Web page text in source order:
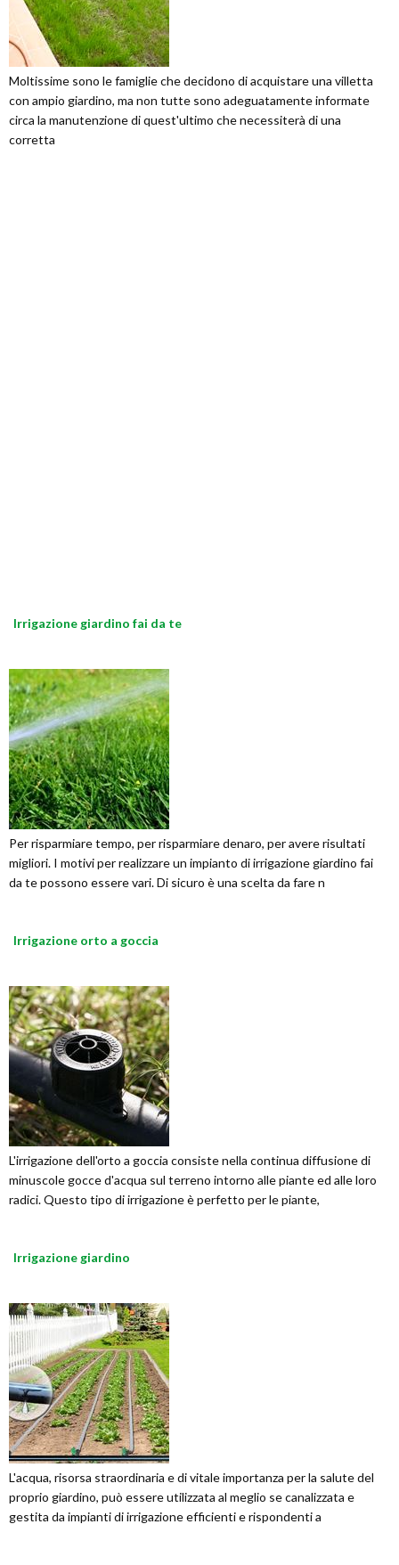
Moltissime sono le famiglie che decidono di acquistare una villetta
con ampio giardino, ma non tutte sono adeguatamente informate
circa la manutenzione di quest'ultimo che necessiterà di una
corretta
Irrigazione giardino fai da te
Per risparmiare tempo, per risparmiare denaro, per avere risultati
migliori. I motivi per realizzare un impianto di irrigazione giardino fai
da te possono essere vari. Di sicuro è una scelta da fare n
Irrigazione orto a goccia
L'irrigazione dell'orto a goccia consiste nella continua diffusione di
minuscole gocce d'acqua sul terreno intorno alle piante ed alle loro
radici. Questo tipo di irrigazione è perfetto per le piante,
Irrigazione giardino
L'acqua, risorsa straordinaria e di vitale importanza per la salute del
proprio giardino, può essere utilizzata al meglio se canalizzata e
gestita da impianti di irrigazione efficienti e rispondenti a